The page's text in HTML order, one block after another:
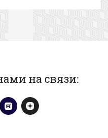
на связи: